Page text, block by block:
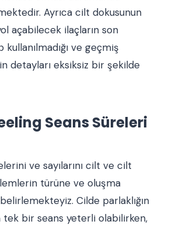
Ayrıca cilt dokusunun
açabilecek ilaçların son
kullanılmadığı ve geçmiş
detayları eksiksiz bir şekilde
Seans Süreleri
ve sayılarını cilt ve cilt
türüne ve oluşma
Cilde parlaklığın
tek bir seans yeterli olabilirken,